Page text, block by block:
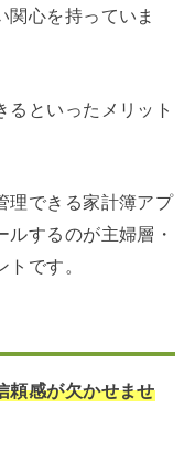
関心を持っていま
るといったメリット
理できる家計簿アプ
ルするのが主婦層・
です。
頼感が欠かせませ